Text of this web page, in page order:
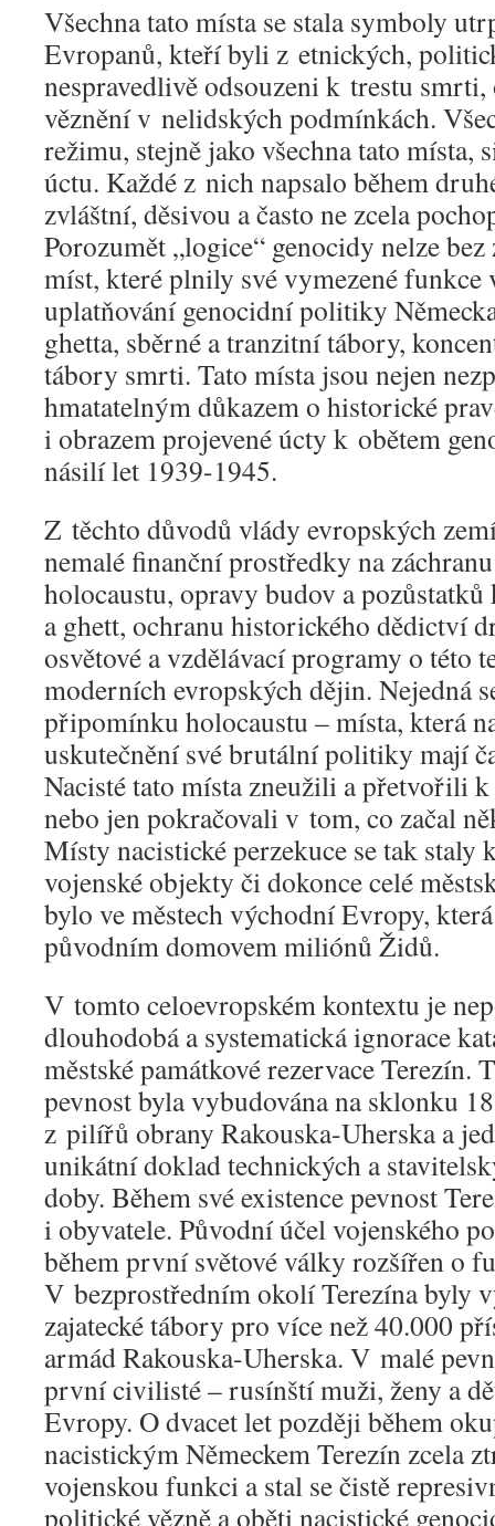
Všechna tato místa se stala symboly
Evropanů, kteří byli z etnických,
nespravedlivě odsouzeni k trestu
věznění v nelidských podmínkách.
režimu, stejně jako všechna tato místa,
úctu. Každé z nich napsalo během
zvláštní, děsivou a často ne zcela
Porozumět „logice“ genocidy nelze
míst, které plnily své vymezené funkce
uplatňování genocidní politiky
ghetta, sběrné a tranzitní tábory,
tábory smrti. Tato místa jsou nejen
hmatatelným důkazem o historické
i obrazem projevené úcty k obětem
násilí let 1939-1945.
Z těchto důvodů vlády evropských
nemalé finanční prostředky na
holocaustu, opravy budov a
a ghett, ochranu historického dědictví
osvětové a vzdělávací programy o této
moderních evropských dějin. Nejedná
připomínku holocaustu – místa, která
uskutečnění své brutální politiky mají
Nacisté tato místa zneužili a přetvořili
nebo jen pokračovali v tom, co začal
Místy nacistické perzekuce se tak staly
vojenské objekty či dokonce celé
bylo ve městech východní Evropy,
původním domovem miliónů Židů.
V tomto celoevropském kontextu je
dlouhodobá a systematická ignorace
městské památkové rezervace Terezín.
pevnost byla vybudována na sklonku
z pilířů obrany Rakouska-Uherska a
unikátní doklad technických a
doby. Během své existence pevnost
i obyvatele. Původní účel vojenského
během první světové války rozšířen o
V bezprostředním okolí Terezína byly
zajatecké tábory pro více než 40.000
armád Rakouska-Uherska. V malé
první civilisté – rusínští muži, ženy a
Evropy. O dvacet let později během
nacistickým Německem Terezín zcela
vojenskou funkci a stal se čistě
politické vězně a oběti nacistické